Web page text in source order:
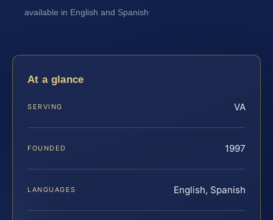
available in English and Spanish
At a glance
SERVING VA
FOUNDED 1997
LANGUAGES English, Spanish